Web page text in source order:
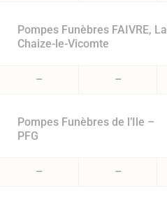
Pompes Funèbres FAIVRE, La
Chaize-le-Vicomte
– –
Pompes Funèbres de l’Ile –
PFG
– –